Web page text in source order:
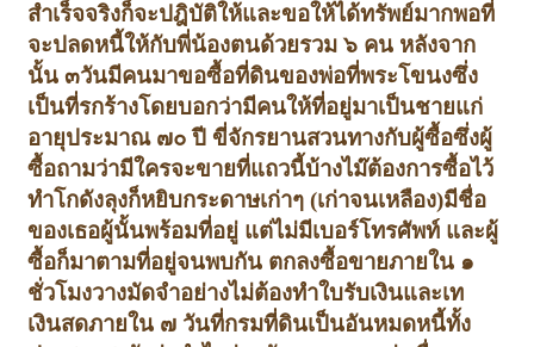
สำเร็จจริงก็จะปฎิบัติให้และขอให้ได้ทรัพย์มากพอที่
จะปลดหนี้ให้กับพี่น้องตนด้วยรวม ๖ คน หลังจาก
นั้น ๓วันมีคนมาขอซื้อที่ดินของพ่อที่พระโขนงซึ่ง
เป็นที่รกร้างโดยบอกว่ามีคนให้ที่อยู่มาเป็นชายแก่
อายุประมาณ ๗๐ ปี ขี่จักรยานสวนทางกับผู้ซื้อซึ่งผู้
ซื้อถามว่ามีใครจะขายที่แถวนี้บ้างไม๊ต้องการซื้อไว้
ทำโกดังลุงก็หยิบกระดาษเก่าๆ (เก่าจนเหลือง)มีชื่อ
ของเธอผู้นั้นพร้อมที่อยู่ แต่ไม่มีเบอร์โทรศัพท์ และผู้
ซื้อก็มาตามที่อยู่จนพบกัน ตกลงซื้อขายภายใน ๑
ชั่วโมงวางมัดจำอย่างไม่ต้องทำใบรับเงินและเท
เงินสดภายใน ๗ วันที่กรมที่ดินเป็นอันหมดหนี้ทั้ง